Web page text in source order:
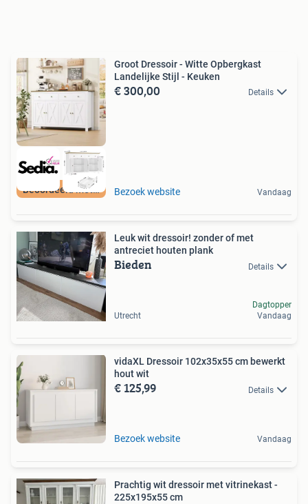
Beoordeeld met 9+
Groot Dressoir - Witte Opbergkast
Landelijke Stijl - Keuken
€ 300,00 Details
Bezoek website Vandaag
Leuk wit dressoir! zonder of met
antreciet houten plank
Bieden Details
Utrecht
Dagtopper
Vandaag
vidaXL Dressoir 102x35x55 cm bewerkt
hout wit
€ 125,99 Details
Bezoek website Vandaag
Prachtig wit dressoir met vitrinekast -
225x195x55 cm